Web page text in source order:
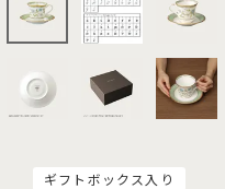
ギフトボックス入り